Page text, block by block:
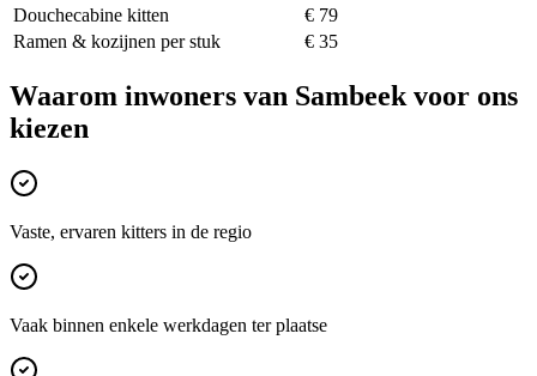
Douchecabine kitten
€ 79
Ramen & kozijnen per stuk
€ 35
Waarom inwoners van Sambeek voor ons
kiezen
Vaste, ervaren kitters in de regio
Vaak binnen enkele werkdagen ter plaatse